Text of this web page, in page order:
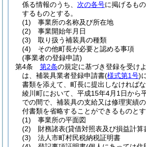
係る情報のうち、 次の各号に掲げるも
するものとする。
(1)
事業所の名称及び所在地
(2)
事業開始年月日
(3)
取り扱う補装具の種類
(4)
その他町長が必要と認める事項
(事業者の登録申請)
第4条
第2条の規定に基づき登録を受け
は、補装具業者登録申請書(様式第1号)
書類を添えて、町長に提出しなければな
綾川町において、平成15年4月1日から
での間で、補装具の支給又は修理実績
付書類を省略することができるものとす
(1)
事業所の平面図
(2)
財務諸表(貸借対照表及び損益計算
(3)
法人市町村民税納税証明書